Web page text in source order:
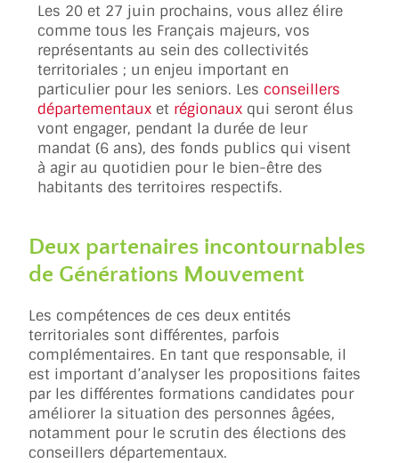
Les 20 et 27 juin prochains, vous allez élire
comme tous les Français majeurs, vos
représentants au sein des collectivités
territoriales ; un enjeu important en
particulier pour les seniors. Lesconseillers
départementaux et régionaux qui seront élus
vont engager, pendant la durée de leur
mandat (6 ans), des fonds publics qui visent
à agir au quotidien pour le bien-être des
habitants des territoires respectifs.
Deux partenaires incontournables
de Générations Mouvement
Les compétences de ces deux entités
territoriales sont différentes, parfois
complémentaires. En tant que responsable, il
est important d’analyser les propositions faites
par les différentes formations candidates pour
améliorer la situation des personnes âgées,
notamment pour le scrutin des élections des
conseillers départementaux.